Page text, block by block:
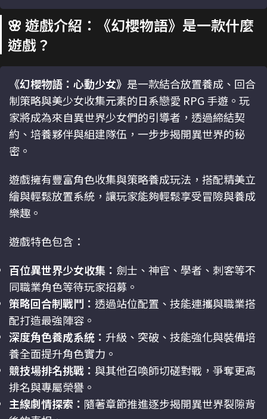
🌸 遊戲介紹：《幻櫻物語》是一款什麼
遊戲？
《幻櫻物語：心動少女》 是一款結合放置養成、回合
制策略與美少女收集元素的日系戀愛 RPG 手遊。玩
家將成為來自異世界少女們的引導者，透過締結契
約、培養夥伴與組建隊伍，一步步揭開異世界的秘
密。
遊戲擁有豐富角色收集與策略養成玩法，搭配精美立
繪與輕鬆放置系統，讓玩家能夠輕鬆享受冒險與養成
樂趣。
遊戲特色包含：
百位異世界少女收集： 劍士、神官、學者、刺客等不
同職業角色等待玩家招募。
策略回合制戰鬥： 透過站位配置、技能連攜與職業搭
配打造最強陣容。
深度角色養成系統： 升級、突破、技能強化與裝備培
養全面提升角色實力。
競技場排名挑戰： 與其他召喚師切磋對戰，爭奪更高
排名與專屬榮譽。
主線劇情探索： 隨著章節推進逐步揭開異世界裂隙背